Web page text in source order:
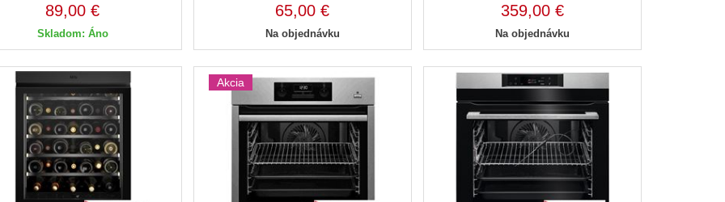
89,00 €
Skladom: Áno
65,00 €
Na objednávku
359,00 €
Na objednávku
Akcia